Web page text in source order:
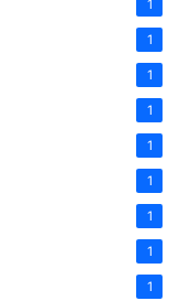
1
1
1
1
1
1
1
1
1